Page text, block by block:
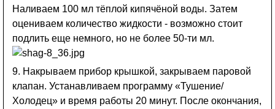
Наливаем 100 мл тёплой кипячёной воды. Затем
оцениваем количество жидкости - возможно стоит
подлить еще немного, но не более 50-ти мл.
9. Накрываем прибор крышкой, закрываем паровой
клапан. Устанавливаем программу «Тушение/
Холодец» и время работы 20 минут. После окончания,